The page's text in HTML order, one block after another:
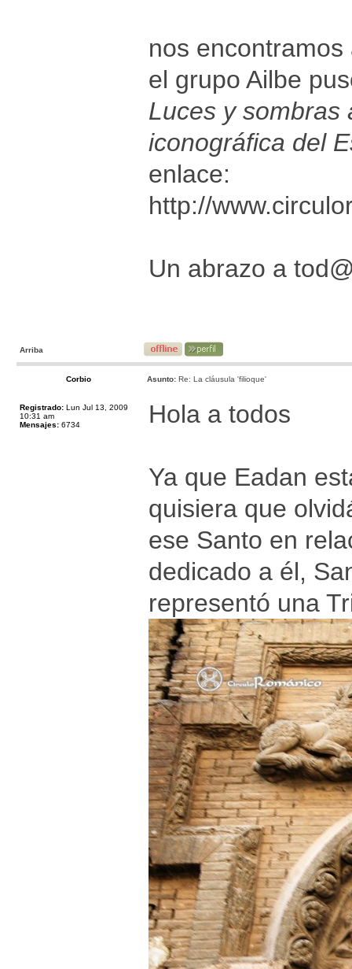
nos
el grupo Ailbe
Luces y sombras
iconográfica del
enlace:
http://
Un abrazo a
Arriba
Corbio Asunto: Re: La cláusula 'filioque'
Registrado: Lun Jul 13, 2009
10:31 am
Mensajes: 6734 Hola a todos
Ya que Eadan
quisiera que
ese Santo en
dedicado a él,
representó una